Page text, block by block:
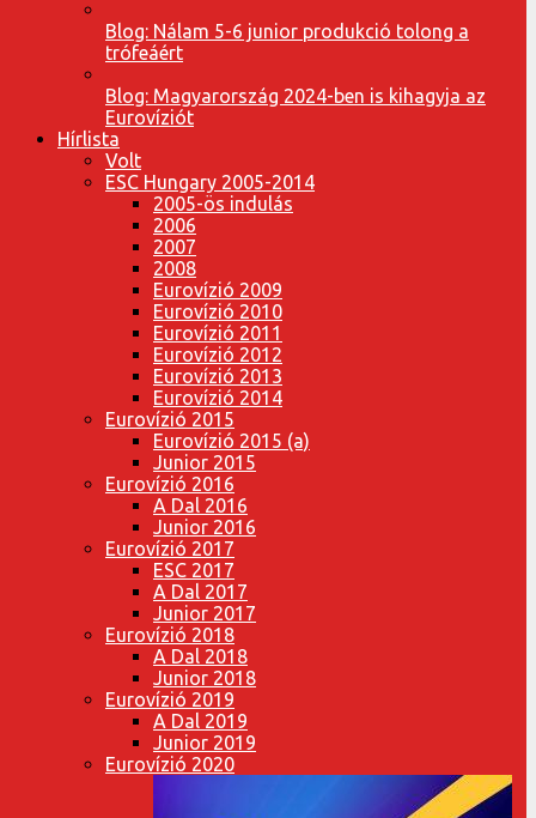
Blog: Nálam 5-6 junior produkció tolong a
trófeáért
Blog: Magyarország 2024-ben is kihagyja az
Eurovíziót
Hírlista
Volt
ESC Hungary 2005-2014
2005-ös indulás
2006
2007
2008
Eurovízió 2009
Eurovízió 2010
Eurovízió 2011
Eurovízió 2012
Eurovízió 2013
Eurovízió 2014
Eurovízió 2015
Eurovízió 2015 (a)
Junior 2015
Eurovízió 2016
A Dal 2016
Junior 2016
Eurovízió 2017
ESC 2017
A Dal 2017
Junior 2017
Eurovízió 2018
A Dal 2018
Junior 2018
Eurovízió 2019
A Dal 2019
Junior 2019
Eurovízió 2020